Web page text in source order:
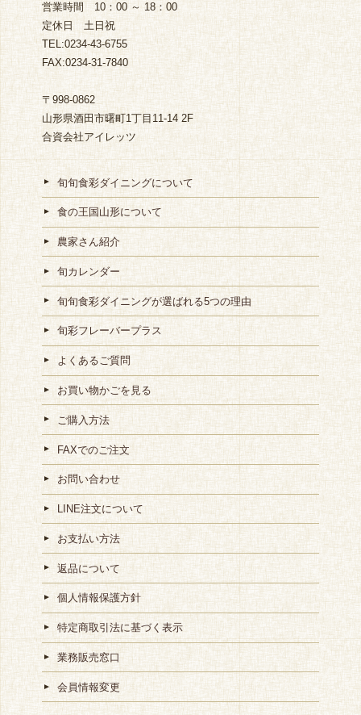
営業時間 10：00 ～ 18：00
定休日 土日祝
TEL:0234-43-6755
FAX:0234-31-7840
〒998-0862
山形県酒田市曙町1丁目11-14 2F
合資会社アイレッツ
旬旬食彩ダイニングについて
食の王国山形について
農家さん紹介
旬カレンダー
旬旬食彩ダイニングが選ばれる5つの理由
旬彩フレーバープラス
よくあるご質問
お買い物かごを見る
ご購入方法
FAXでのご注文
お問い合わせ
LINE注文について
お支払い方法
返品について
個人情報保護方針
特定商取引法に基づく表示
業務販売窓口
会員情報変更